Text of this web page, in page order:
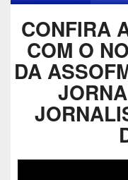
CONFIRA
COM O
DA